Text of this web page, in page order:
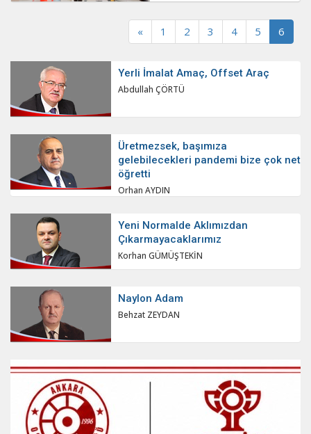
« 1 2 3 4 5 6
Yerli İmalat Amaç, Offset Araç
Abdullah ÇÖRTÜ
Üretmezsek, başımıza
gelebilecekleri pandemi bize çok net
öğretti
Orhan AYDIN
Yeni Normalde Aklımızdan
Çıkarmayacaklarımız
Korhan GÜMÜŞTEKİN
Naylon Adam
Behzat ZEYDAN